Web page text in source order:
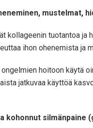
mustelmat,
kollageenin tuotantoa
ihon ohenemista ja
ongelmien hoitoon käytä
jatkuvaa käyttöä
kohonnut silmänpaine